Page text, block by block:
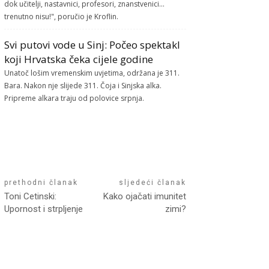
dok učitelji, nastavnici, profesori, znanstvenici...
trenutno nisu!", poručio je Kroflin.
Svi putovi vode u Sinj: Počeo spektakl
koji Hrvatska čeka cijele godine
Unatoč lošim vremenskim uvjetima, održana je 311.
Bara. Nakon nje slijede 311. Čoja i Sinjska alka.
Pripreme alkara traju od polovice srpnja.
prethodni članak
Toni Cetinski:
Upornost i strpljenje
sljedeći članak
Kako ojačati imunitet
zimi?